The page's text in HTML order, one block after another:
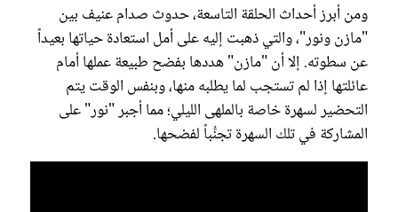
ومن أبرز أحداث الحلقة التاسعة، حدوث صدام عنيف بين
"مازن ونور"، والتي ذهبت إليه على أمل استعادة حياتها بعيداً
عن سطوته. إلا أن "مازن" هددها بفضح طبيعة عملها أمام
عائلتها إذا لم تستجب لما يطلبه منها، وبنفس الوقت يتم
التحضير لسهرة خاصة بالملهى الليلي؛ مما أجبر "نور" على
المشاركة في تلك السهرة تجنُّباً لفضحها.